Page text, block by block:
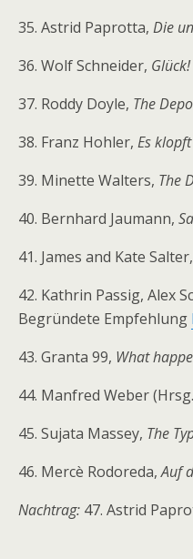
35. Astrid Paprotta, Die
36. Wolf Schneider, Glück!
37. Roddy Doyle, The
38. Franz Hohler, Es klopft
39. Minette Walters, The
40. Bernhard Jaumann,
41. James and Kate Salter,
42. Kathrin Passig, Alex
Begründete Empfehlung
43. Granta 99, What
44. Manfred Weber
45. Sujata Massey, The
46. Mercè Rodoreda,Auf
Nachtrag: 47. Astrid